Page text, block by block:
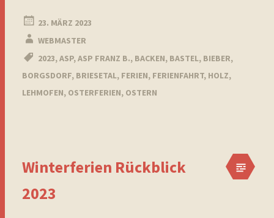
23. MÄRZ 2023
WEBMASTER
2023, ASP, ASP FRANZ B., BACKEN, BASTEL, BIEBER,
BORGSDORF, BRIESETAL, FERIEN, FERIENFAHRT, HOLZ,
LEHMOFEN, OSTERFERIEN, OSTERN
Winterferien Rückblick
2023